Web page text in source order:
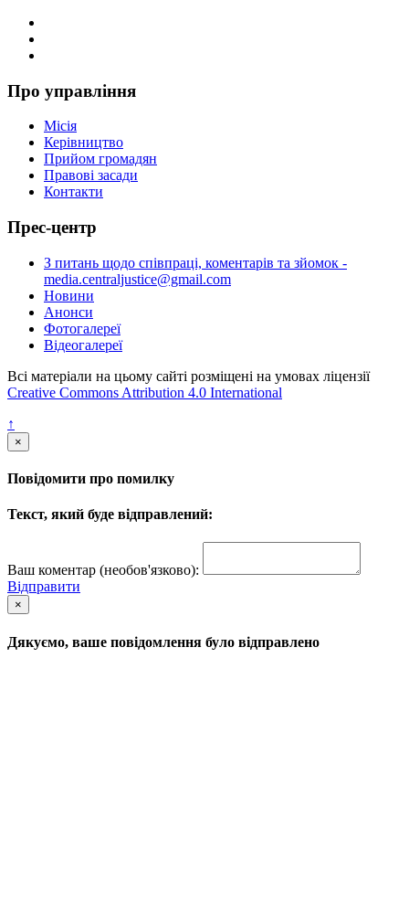
Про управління
Місія
Керівництво
Прийом громадян
Правові засади
Контакти
Прес-центр
З питань щодо співпраці, коментарів та зйомок -
media.centraljustice@gmail.com
Новини
Анонси
Фотогалереї
Відеогалереї
Всі матеріали на цьому сайті розміщені на умовах ліцензії
Creative Commons Attribution 4.0 International
↑
×
Повідомити про помилку
Текст, який буде відправлений:
Ваш коментар (необов'язково):
Відправити
×
Дякуємо, ваше повідомлення було відправлено